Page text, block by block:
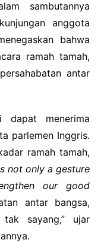
sambutannya
anggota
bahwa
ramah tamah,
antar
dapat menerima
parlemen Inggris.
ramah tamah,
not only a gesture
our good
antar bangsa,
sayang,” ujar